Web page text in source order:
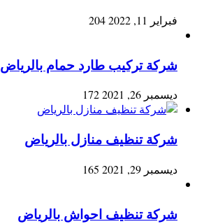
فبراير 11, 2022 204
شركة تركيب طارد حمام بالرياض
ديسمبر 26, 2021 172
شركة تنظيف منازل بالرياض
ديسمبر 29, 2021 165
شركة تنظيف احواش بالرياض